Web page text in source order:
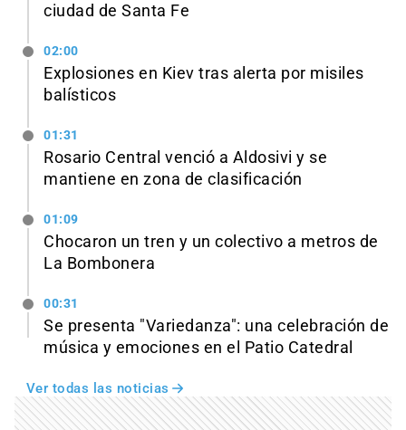
ciudad de Santa Fe
02:00
Explosiones en Kiev tras alerta por misiles
balísticos
01:31
Rosario Central venció a Aldosivi y se
mantiene en zona de clasificación
01:09
Chocaron un tren y un colectivo a metros de
La Bombonera
00:31
Se presenta "Variedanza": una celebración de
música y emociones en el Patio Catedral
Ver todas las noticias